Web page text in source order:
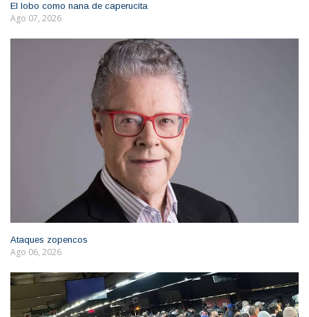
El lobo como nana de caperucita
Ago 07, 2026
Ataques zopencos
Ago 06, 2026